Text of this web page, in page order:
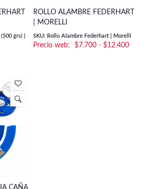
grs) |
ROLLO ALAMBRE FEDERHART
| MORELLI
SKU: Rollo Alambre Federhart | Morelli
$7.700 - $12.400
CAÑA